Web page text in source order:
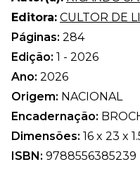
Editora: CULTOR DE
Páginas: 284
Edição: 1 - 2026
Ano: 2026
Origem: NACIONAL
Encadernação:
Dimensões: 16 x 23 x
ISBN: 9788556385239